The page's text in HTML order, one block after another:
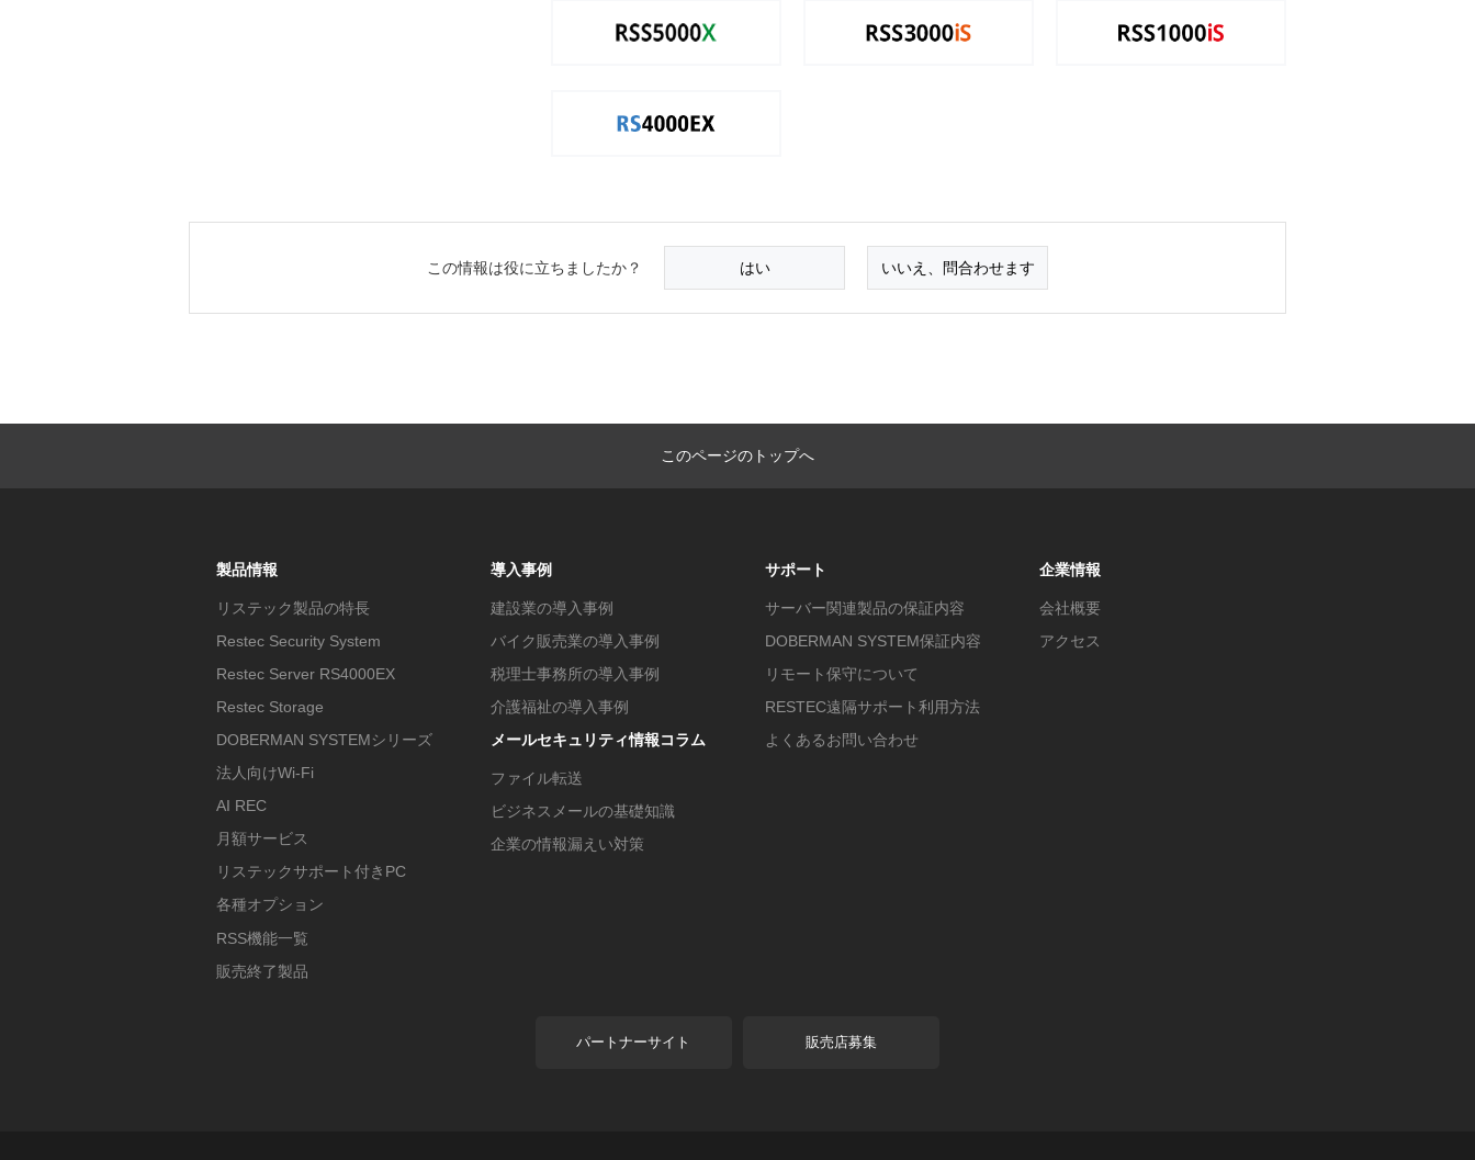
この情報は役に立ちましたか？ はい いいえ、問合わせます
このページのトップへ
製品情報
リステック製品の特長
Restec Security System
Restec Server RS4000EX
Restec Storage
DOBERMAN SYSTEMシリーズ
法人向けWi-Fi
AI REC
月額サービス
リステックサポート付きPC
各種オプション
RSS機能一覧
販売終了製品
導入事例
建設業の導入事例
バイク販売業の導入事例
税理士事務所の導入事例
介護福祉の導入事例
メールセキュリティ情報コラム
ファイル転送
ビジネスメールの基礎知識
企業の情報漏えい対策
サポート
サーバー関連製品の保証内容
DOBERMAN SYSTEM保証内容
リモート保守について
RESTEC遠隔サポート利用方法
よくあるお問い合わせ
企業情報
会社概要
アクセス
パートナーサイト 販売店募集